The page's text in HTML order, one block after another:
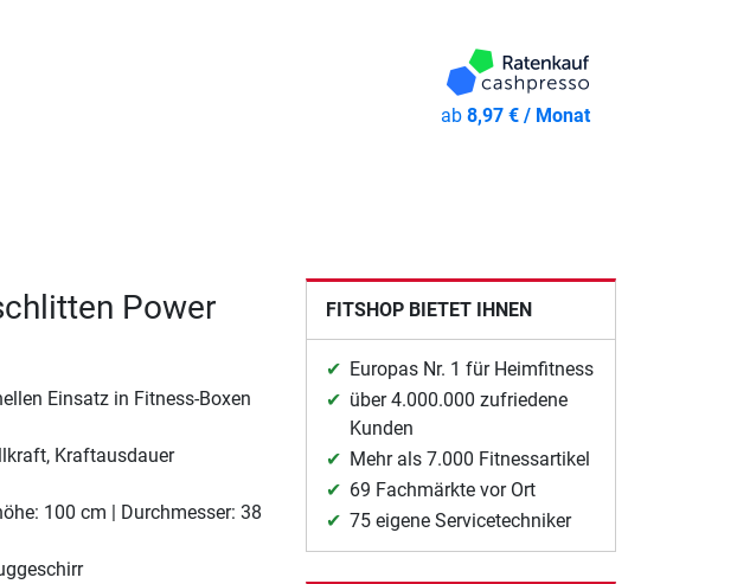
ab8,97 € / Monat
Power
Einsatz in Fitness-Boxen
Kraftausdauer
100 cm | Durchmesser: 38
FITSHOP BIETET IHNEN
Europas Nr. 1 für Heimfitness
über 4.000.000 zufriedene
Kunden
Mehr als 7.000 Fitnessartikel
69 Fachmärkte vor Ort
75 eigene Servicetechniker